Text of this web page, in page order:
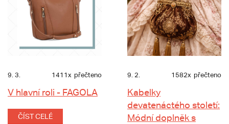
9. 3. 1411x přečteno
V hlavní roli - FAGOLA
ČÍST CELÉ
9. 2. 1582x přečteno
Kabelky
devatenáctého století:
Módní doplněk s